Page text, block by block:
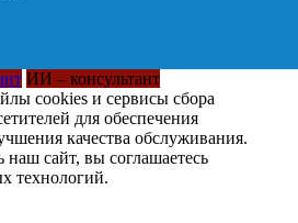
ИИ – консультант
cookies и сервисы сбора
для обеспечения
качества обслуживания.
наш сайт, вы соглашаетесь
технологий.